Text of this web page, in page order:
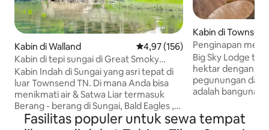
Kabin di Walland Nilai rata-rata 4,97 dari 5, 156
4,97 (156)
Kabin di tepi sungai di Great Smoky
Mountain
Kabin Indah di Sungai yang asri tepat di
luar Townsend TN. Di mana Anda bisa
menikmati air & Satwa Liar termasuk
Berang - berang di Sungai, Bald Eagles ,
Blue Herons, Variety of Ducks , Osprey
Kabin di
Penginapan
pemandangan
3,3 hektar
Big Sky Lodge
hektar dengan
pegunungan dan
adalah bangunan
telah
dengan tempat
Fasilitas populer untuk sewa tempat